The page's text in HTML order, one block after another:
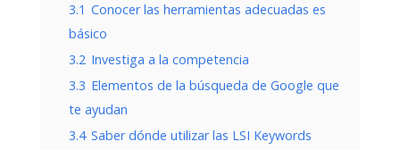
3.1 Conocer las herramientas adecuadas es
básico
3.2 Investiga a la competencia
3.3 Elementos de la búsqueda de Google que
te ayudan
3.4 Saber dónde utilizar las LSI Keywords